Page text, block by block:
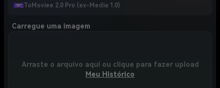
ToMoviee 2.0 Pro (ex-Media 1.0)
Carregue uma imagem
Arraste o arquivo aqui ou clique para fazer upload
Meu Histórico